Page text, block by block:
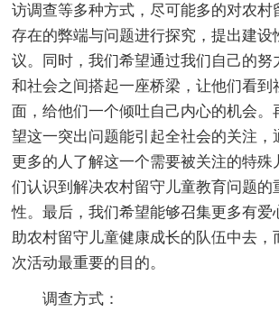
访调查等多种方式，尽可能多的对农村
存在的弊端与问题进行探究，提出建设
议。同时，我们希望通过我们自己的努
和社会之间搭起一座桥梁，让他们看到
面，给他们一个倾吐自己内心的机会。
望这一突出问题能引起全社会的关注，
更多的人了解这一个需要被关注的特殊
们认识到解决农村留守儿童教育问题的
性。最后，我们希望能够召集更多有爱
助农村留守儿童健康成长的队伍中去，
次活动最重要的目的。
调查方式：